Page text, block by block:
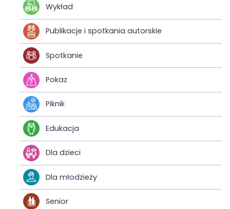
Wykład
Publikacje i spotkania autorskie
Spotkanie
Pokaz
Piknik
Edukacja
Dla dzieci
Dla młodzieży
Senior